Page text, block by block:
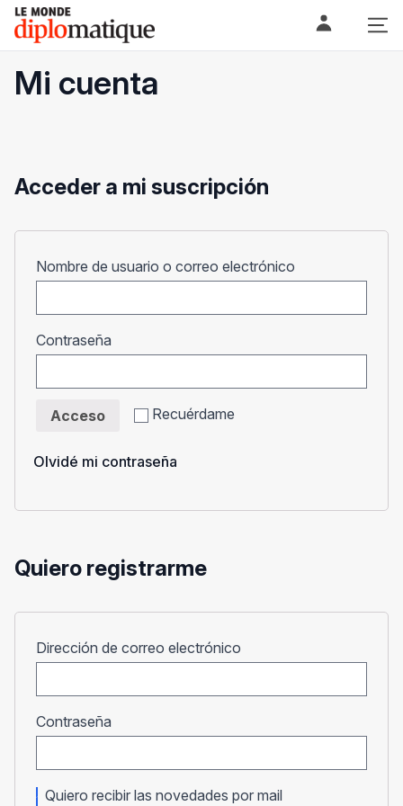
Skip
content
Le monde diplomatique
Mi cuenta
Acceder a mi suscripción
Nombre de usuario o correo electrónico
Contraseña
Recuérdame
Acceso
Olvidé mi contraseña
Quiero registrarme
Dirección de correo electrónico
Contraseña
Quiero recibir las novedades por mail